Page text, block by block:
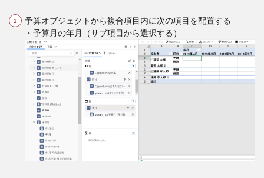
予算オブジェクトから複合項目内に次の項目を配置する
・予算月の年月（サブ項目から選択する）